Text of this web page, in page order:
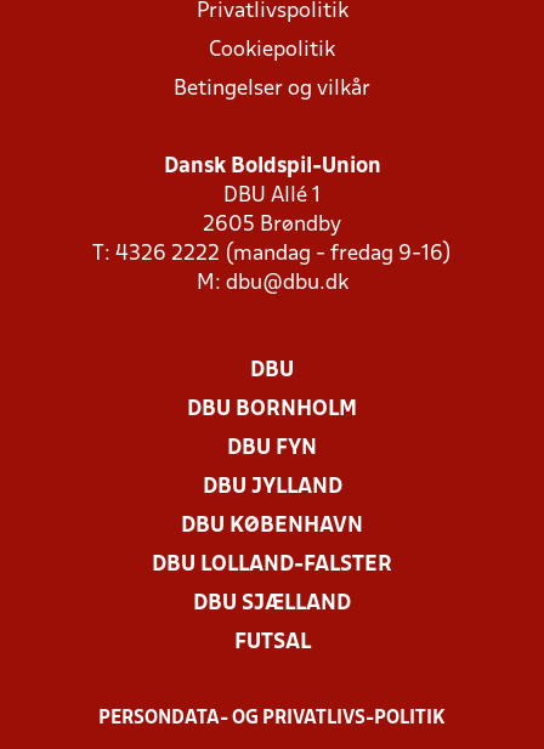
Privatlivspolitik
Cookiepolitik
Betingelser og vilkår
Dansk Boldspil-Union
DBU Allé 1
2605 Brøndby
T: 4326 2222 (mandag - fredag 9-16)
M: dbu@dbu.dk
DBU
DBU BORNHOLM
DBU FYN
DBU JYLLAND
DBU KØBENHAVN
DBU LOLLAND-FALSTER
DBU SJÆLLAND
FUTSAL
PERSONDATA- OG PRIVATLIVS-POLITIK